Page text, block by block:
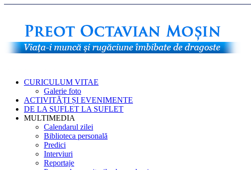
CURICULUM VITAE
Galerie foto
ACTIVITĂȚI ȘI EVENIMENTE
DE LA SUFLET LA SUFLET
MULTIMEDIA
Calendarul zilei
Biblioteca personală
Predici
Interviuri
Reportaje